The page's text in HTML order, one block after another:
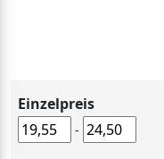
Einzelpreis
-